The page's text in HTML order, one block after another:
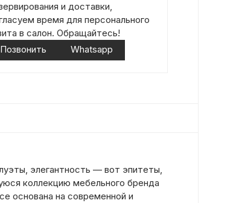
и доставки,
время для персонального
в салон. Обращайтесь!
Позвонить
Whatsapp
элегантность — вот эпитеты,
коллекцию мебельного бренда
основана на современной и